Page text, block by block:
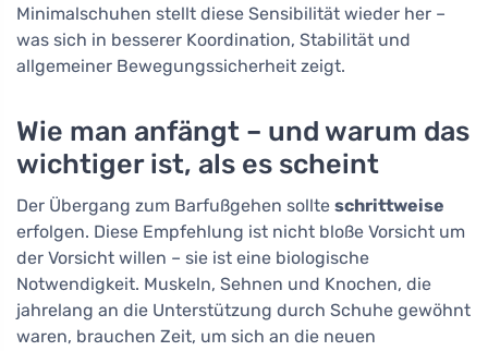
Minimalschuhen stellt diese Sensibilität wieder her –
was sich in besserer Koordination, Stabilität und
allgemeiner Bewegungssicherheit zeigt.
Wie man anfängt – und warum das
wichtiger ist, als es scheint
Der Übergang zum Barfußgehen sollte schrittweise
erfolgen. Diese Empfehlung ist nicht bloße Vorsicht um
der Vorsicht willen – sie ist eine biologische
Notwendigkeit. Muskeln, Sehnen und Knochen, die
jahrelang an die Unterstützung durch Schuhe gewöhnt
waren, brauchen Zeit, um sich an die neuen